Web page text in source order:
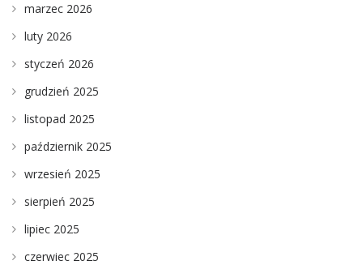
marzec 2026
luty 2026
styczeń 2026
grudzień 2025
listopad 2025
październik 2025
wrzesień 2025
sierpień 2025
lipiec 2025
czerwiec 2025